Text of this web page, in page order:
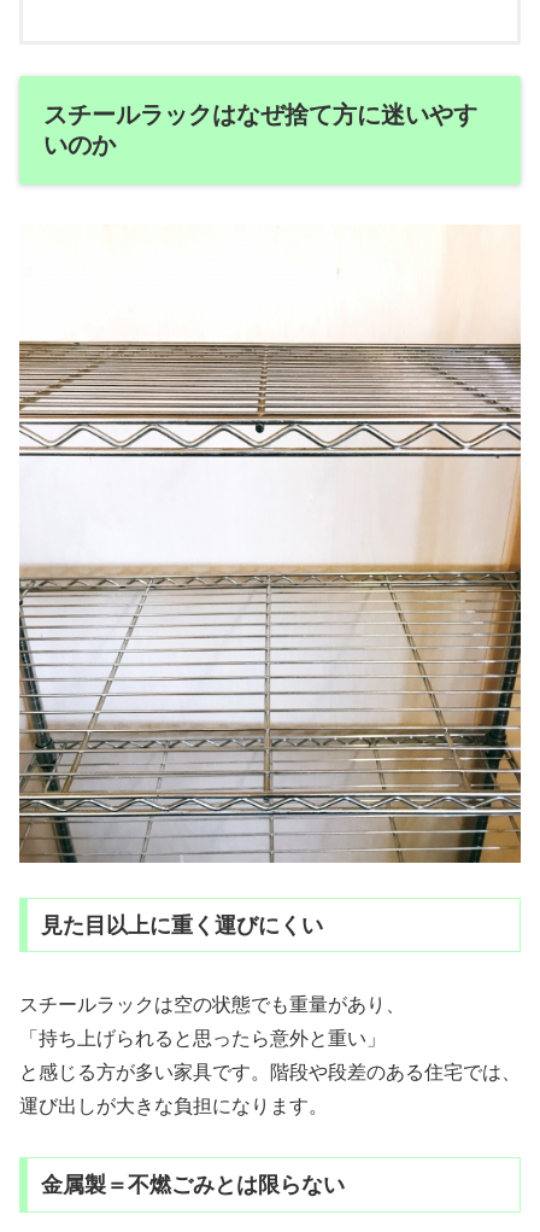
スチールラックはなぜ捨て方に迷いやす
いのか
見た目以上に重く運びにくい
スチールラックは空の状態でも重量があり、
「持ち上げられると思ったら意外と重い」
と感じる方が多い家具です。階段や段差のある住宅では、
運び出しが大きな負担になります。
金属製＝不燃ごみとは限らない